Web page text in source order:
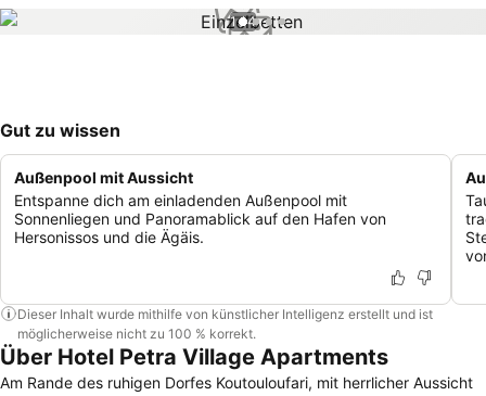
1 / 4
Gut zu wissen
Außenpool mit Aussicht
Entspanne dich am einladenden Außenpool mit
Sonnenliegen und Panoramablick auf den Hafen von
Hersonissos und die Ägäis.
Dieser Inhalt wurde mithilfe von künstlicher Intelligenz erstellt und ist
möglicherweise nicht zu 100 % korrekt.
Über Hotel Petra Village Apartments
Am Rande des ruhigen Dorfes Koutouloufari, mit herrlicher Aussicht